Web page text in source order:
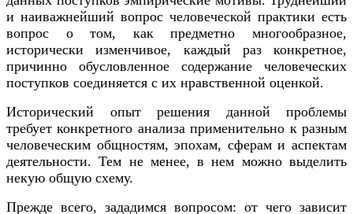
и наиважнейший вопрос человеческой практики есть
вопрос о том, как предметно многообразное,
исторически изменчивое, каждый раз конкретное,
причинно обусловленное содержание человеческих
поступков соединяется с их нравственной оценкой.
Исторический опыт решения данной проблемы
требует конкретного анализа применительно к разным
человеческим общностям, эпохам, сферам и аспектам
деятельности. Тем не менее, в нем можно выделить
некую общую схему.
Прежде всего, зададимся вопросом: от чего зависит